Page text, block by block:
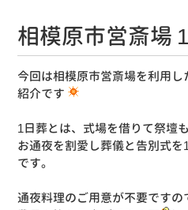
相模原市営斎場
今回は相模原市営斎場を利用
紹介です
1日葬とは、式場を借りて祭壇
お通夜を割愛し葬儀と告別式
です。
通夜料理のご用意が不要です